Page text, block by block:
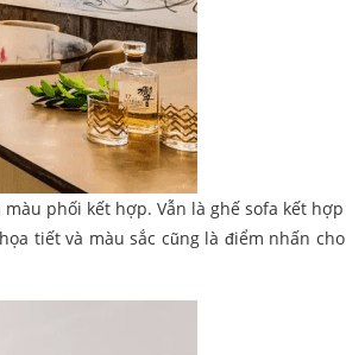
phối kết hợp. Vẫn là ghế sofa kết hợp
tiết và màu sắc cũng là điểm nhấn cho